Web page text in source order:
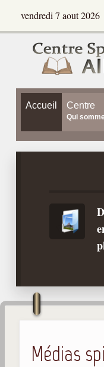
vendredi 7 aout 2026
Accueil Centre
Qui
Médias